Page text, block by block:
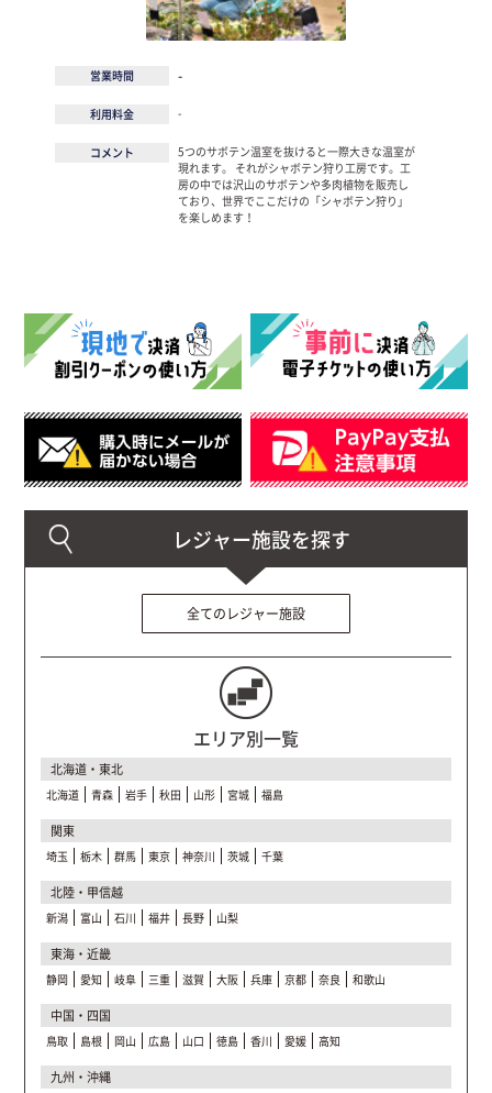
営業時間 -
利用料金 -
コメント
5つのサボテン温室を抜けると一際大きな温室が
現れます。 それがシャボテン狩り工房です。工
房の中では沢山のサボテンや多肉植物を販売し
ており、世界でここだけの「シャボテン狩り」
を楽しめます！
全てのレジャー施設
エリア別一覧
北海道・東北
北海道 青森 岩手 秋田 山形 宮城 福島
関東
埼玉 栃木 群馬 東京 神奈川 茨城 千葉
北陸・甲信越
新潟 富山 石川 福井 長野 山梨
東海・近畿
静岡 愛知 岐阜 三重 滋賀 大阪 兵庫 京都 奈良 和歌山
中国・四国
鳥取 島根 岡山 広島 山口 徳島 香川 愛媛 高知
九州・沖縄